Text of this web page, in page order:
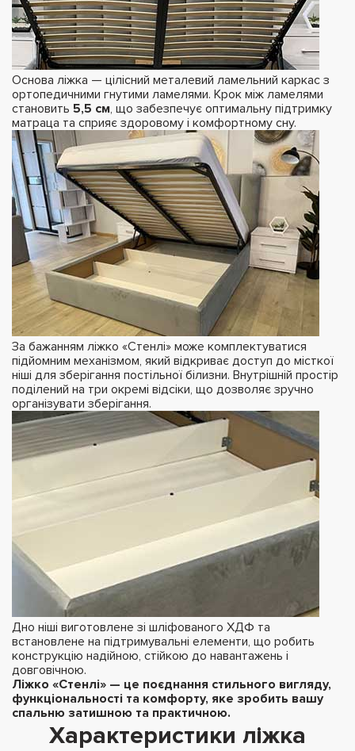
Основа ліжка — цілісний металевий ламельний каркас з
ортопедичними гнутими ламелями. Крок між ламелями
становить 5,5 см, що забезпечує оптимальну підтримку
матраца та сприяє здоровому і комфортному сну.
За бажанням ліжко «Стенлі» може комплектуватися
підйомним механізмом, який відкриває доступ до місткої
ніші для зберігання постільної білизни. Внутрішній простір
поділений на три окремі відсіки, що дозволяє зручно
організувати зберігання.
Дно ніші виготовлене зі шліфованого ХДФ та
встановлене на підтримувальні елементи, що робить
конструкцію надійною, стійкою до навантажень і
довговічною.
Ліжко «Стенлі» — це поєднання стильного вигляду,
функціональності та комфорту, яке зробить вашу
спальню затишною та практичною.
Характеристики ліжка